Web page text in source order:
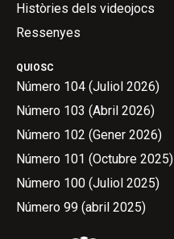
QUIOSC
Número 104 (Juliol 2026)
Número 103 (Abril 2026)
Número 102 (Gener 2026)
Número 101 (Octubre 2025)
Número 100 (Juliol 2025)
Número 99 (abril 2025)
Històries dels videojocs
Ressenyes